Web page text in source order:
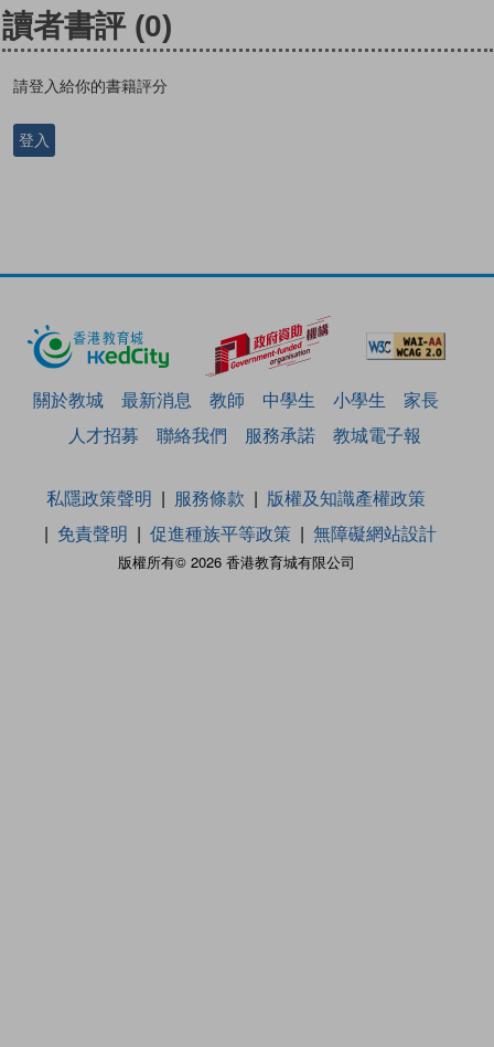
讀者書評 (0)
請登入給你的書籍評分
登入
關於教城 最新消息 教師 中學生 小學生
家長
人才招募
聯絡我們 服務承諾 教城電子報
版權所有© 2026 香港教育城有限公司
私隱政策聲明 服務條款
版權及知識產權政策
免責聲明
促進種族平等政策 無障礙網站設計